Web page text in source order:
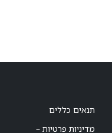
תנאים כללים
מדיניות פרטיות –